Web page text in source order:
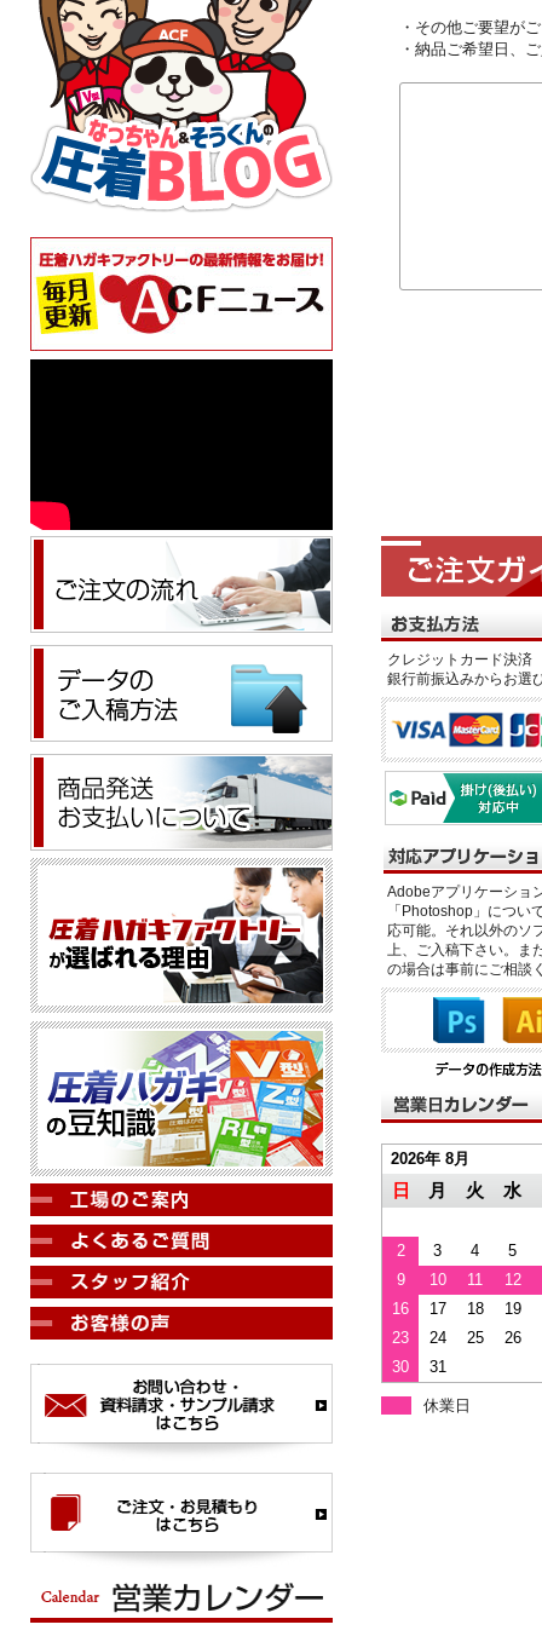
・その他ご要望が
・納品ご希望日、
クレジットカード決
銀行前振込みからお選
Adobeアプリケーショ
「Photoshop」につい
応可能。それ以外のソ
上、ご入稿下さい。ま
の場合は事前にご相談
2026年 8月
日 月 火 水
2 3 4
5
9
10 11
12
16
17 18
19
23
24 25
26
30
31
休業日